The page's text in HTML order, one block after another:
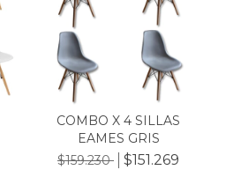
COMBO X 4 SILLAS
EAMES GRIS
$159.230
$151.269